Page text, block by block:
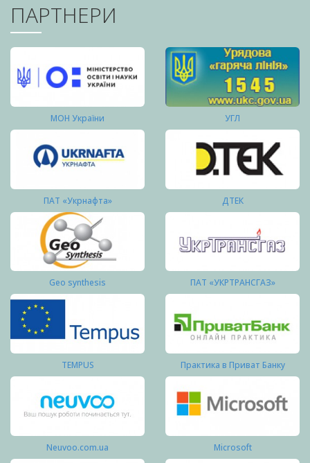
ПАРТНЕРИ
МОН України УГЛ
ПАТ «Укрнафта» ДТЕК
Geo synthesis ПАТ «УКРТРАНСГАЗ»
TEMPUS Практика в Приват Банку
Neuvoo.com.ua Microsoft